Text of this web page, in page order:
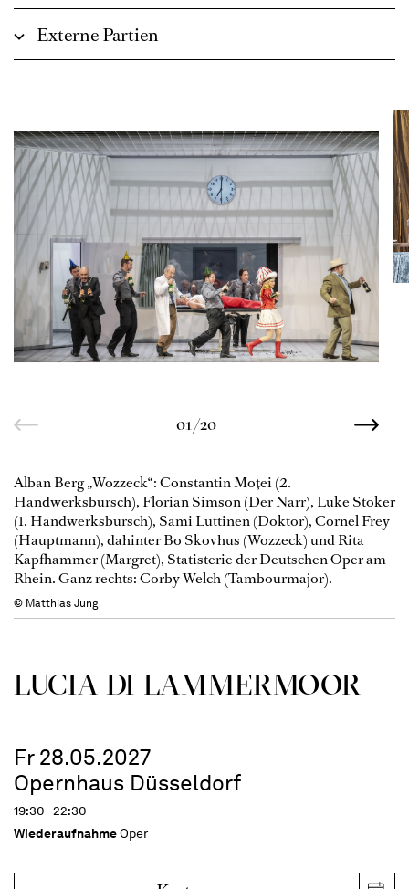
Externe Partien
01/20
Alban Berg „Wozzeck“: Constantin Moţei (2.
Handwerksbursch), Florian Simson (Der Narr), Luke Stoker
(1. Handwerksbursch), Sami Luttinen (Doktor), Cornel Frey
(Hauptmann), dahinter Bo Skovhus (Wozzeck) und Rita
Kapfhammer (Margret), Statisterie der Deutschen Oper am
Rhein. Ganz rechts: Corby Welch (Tambourmajor).
© Matthias Jung
LUCIA DI LAMMER­MOOR
Fr 28.05.2027
Opernhaus Düsseldorf
19:30 - 22:30
WiederaufnahmeOper